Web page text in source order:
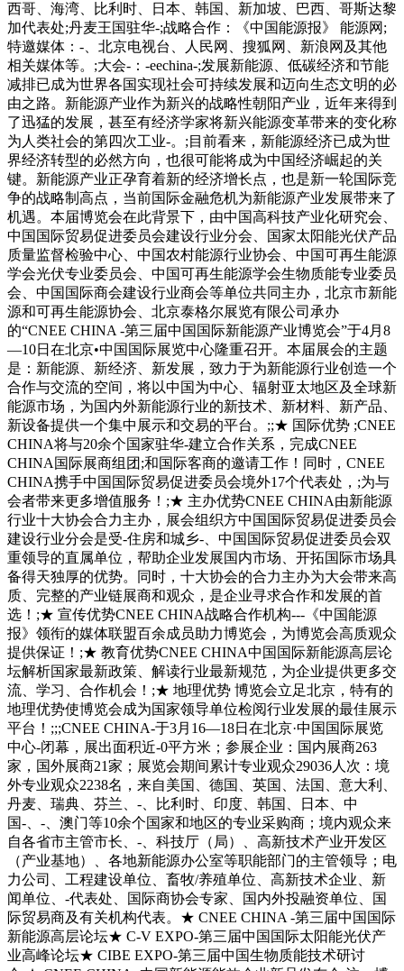
西哥、海湾、比利时、日本、韩国、新加坡、巴西、哥斯达黎
加代表处;丹麦王国驻华-;战略合作：《中国能源报》 能源网;
特邀媒体：-、北京电视台、人民网、搜狐网、新浪网及其他
相关媒体等。;大会-：-eechina-;发展新能源、低碳经济和节能
减排已成为世界各国实现社会可持续发展和迈向生态文明的必
由之路。新能源产业作为新兴的战略性朝阳产业，近年来得到
了迅猛的发展，甚至有经济学家将新兴能源变革带来的变化称
为人类社会的第四次工业-。;目前看来，新能源经济已成为世
界经济转型的必然方向，也很可能将成为中国经济崛起的关
键。新能源产业正孕育着新的经济增长点，也是新一轮国际竞
争的战略制高点，当前国际金融危机为新能源产业发展带来了
机遇。本届博览会在此背景下，由中国高科技产业化研究会、
中国国际贸易促进委员会建设行业分会、国家太阳能光伏产品
质量监督检验中心、中国农村能源行业协会、中国可再生能源
学会光伏专业委员会、中国可再生能源学会生物质能专业委员
会、中国国际商会建设行业商会等单位共同主办，北京市新能
源和可再生能源协会、北京泰格尔展览有限公司承办
的“CNEE CHINA -第三届中国国际新能源产业博览会”于4月8
—10日在北京•中国国际展览中心隆重召开。本届展会的主题
是：新能源、新经济、新发展，致力于为新能源行业创造一个
合作与交流的空间，将以中国为中心、辐射亚太地区及全球新
能源市场，为国内外新能源行业的新技术、新材料、新产品、
新设备提供一个集中展示和交易的平台。;;★ 国际优势 ;CNEE
CHINA将与20余个国家驻华-建立合作关系，完成CNEE
CHINA国际展商组团;和国际客商的邀请工作！同时，CNEE
CHINA携手中国国际贸易促进委员会境外17个代表处，;为与
会者带来更多增值服务！;★ 主办优势CNEE CHINA由新能源
行业十大协会合力主办，展会组织方中国国际贸易促进委员会
建设行业分会是受-住房和城乡-、中国国际贸易促进委员会双
重领导的直属单位，帮助企业发展国内市场、开拓国际市场具
备得天独厚的优势。同时，十大协会的合力主办为大会带来高
质、完整的产业链展商和观众，是企业寻求合作和发展的首
选！;★ 宣传优势CNEE CHINA战略合作机构---《中国能源
报》领衔的媒体联盟百余成员助力博览会，为博览会高质观众
提供保证！;★ 教育优势CNEE CHINA中国国际新能源高层论
坛解析国家最新政策、解读行业最新规范，为企业提供更多交
流、学习、合作机会！;★ 地理优势 博览会立足北京，特有的
地理优势使博览会成为国家领导单位检阅行业发展的最佳展示
平台！;;;CNEE CHINA-于3月16—18日在北京·中国国际展览
中心-闭幕，展出面积近-0平方米；参展企业：国内展商263
家，国外展商21家；展览会期间累计专业观众29036人次：境
外专业观众2238名，来自美国、德国、英国、法国、意大利、
丹麦、瑞典、芬兰、-、比利时、印度、韩国、日本、中
国-、-、澳门等10余个国家和地区的专业采购商；境内观众来
自各省市主管市长、-、科技厅（局）、高新技术产业开发区
（产业基地）、各地新能源办公室等职能部门的主管领导；电
力公司、工程建设单位、畜牧/养殖单位、高新技术企业、新
闻单位、-代表处、国际商协会专家、国内外投融资单位、国
际贸易商及有关机构代表。★ CNEE CHINA -第三届中国国际
新能源高层论坛★ C-V EXPO-第三届中国国际太阳能光伏产
业高峰论坛★ CIBE EXPO-第三届中国生物质能技术研讨